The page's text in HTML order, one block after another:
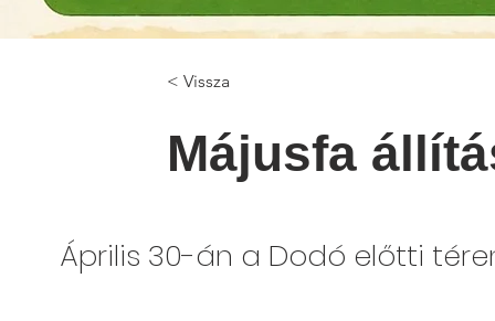
< Vissza
Májusfa
Április 30-án a Dodó előtti